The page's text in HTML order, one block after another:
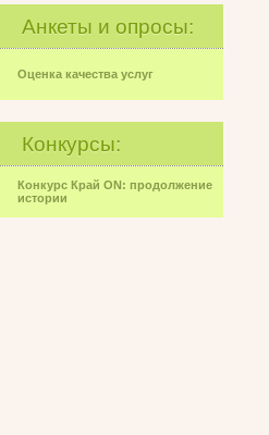
Анкеты и опросы:
Оценка качества услуг
Конкурсы:
Конкурс Край ON: продолжение
истории